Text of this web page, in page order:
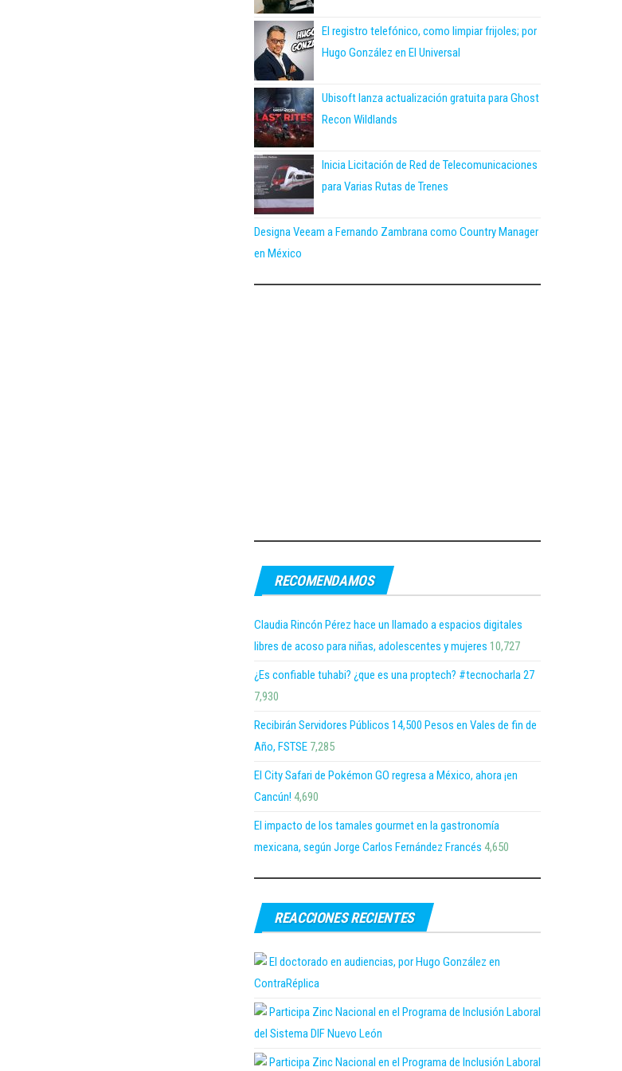
El registro telefónico, como limpiar frijoles; por
Hugo González en El Universal
Ubisoft lanza actualización gratuita para Ghost
Recon Wildlands
Inicia Licitación de Red de Telecomunicaciones
para Varias Rutas de Trenes
Designa Veeam a Fernando Zambrana como Country Manager
en México
RECOMENDAMOS
Claudia Rincón Pérez hace un llamado a espacios digitales
libres de acoso para niñas, adolescentes y mujeres 10,727
¿Es confiable tuhabi? ¿que es una proptech? #tecnocharla 27
7,930
Recibirán Servidores Públicos 14,500 Pesos en Vales de fin de
Año, FSTSE 7,285
El City Safari de Pokémon GO regresa a México, ahora ¡en
Cancún! 4,690
El impacto de los tamales gourmet en la gastronomía
mexicana, según Jorge Carlos Fernández Francés 4,650
REACCIONES RECIENTES
El doctorado en audiencias, por Hugo González en
ContraRéplica
Participa Zinc Nacional en el Programa de Inclusión Laboral
del Sistema DIF Nuevo León
Participa Zinc Nacional en el Programa de Inclusión Laboral